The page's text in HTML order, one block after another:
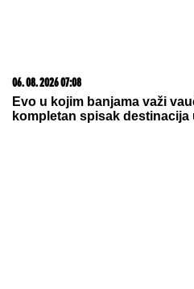
06. 08. 2026 07:08
Evo u kojim banjama važi
kompletan spisak destinacija